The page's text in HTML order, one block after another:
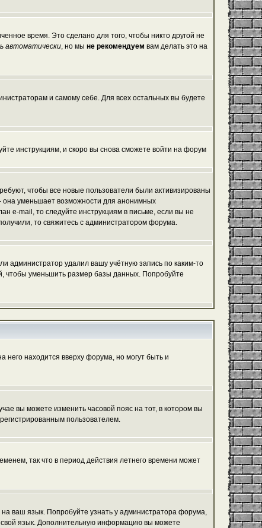
время. Это сделано для того, чтобы никто другой не
автоматически, но мы не рекомендуем вам делать это на
и самому себе. Для всех остальных вы будете
инструкциям, и скоро вы снова сможете войти на форум
чтобы все новые пользователи были активизированы
она уменьшает возможности для анонимных
e-mail, то следуйте инструкциям в письме, если вы не
то свяжитесь с администратором форума.
администратор удалил вашу учётную запись по каким-то
чтобы уменьшить размер базы данных. Попробуйте
него находится вверху форума, но могут быть и
вы можете изменить часовой пояс на тот, в котором вы
пользователем.
так что в период действия летнего времени может
ваш язык. Попробуйте узнать у администратора форума,
свой язык. Дополнительную информацию вы можете